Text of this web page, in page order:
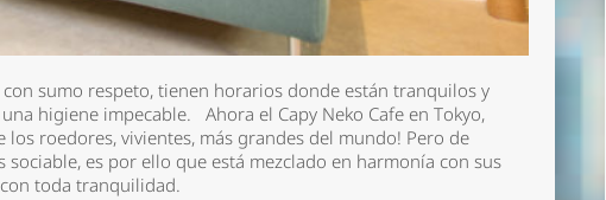
sumo respeto, tienen horarios donde están tranquilos y
higiene impecable. Ahora el Capy Neko Cafe en Tokyo,
roedores, vivientes, más grandes del mundo! Pero de
es por ello que está mezclado en harmonía con sus
toda tranquilidad.
*